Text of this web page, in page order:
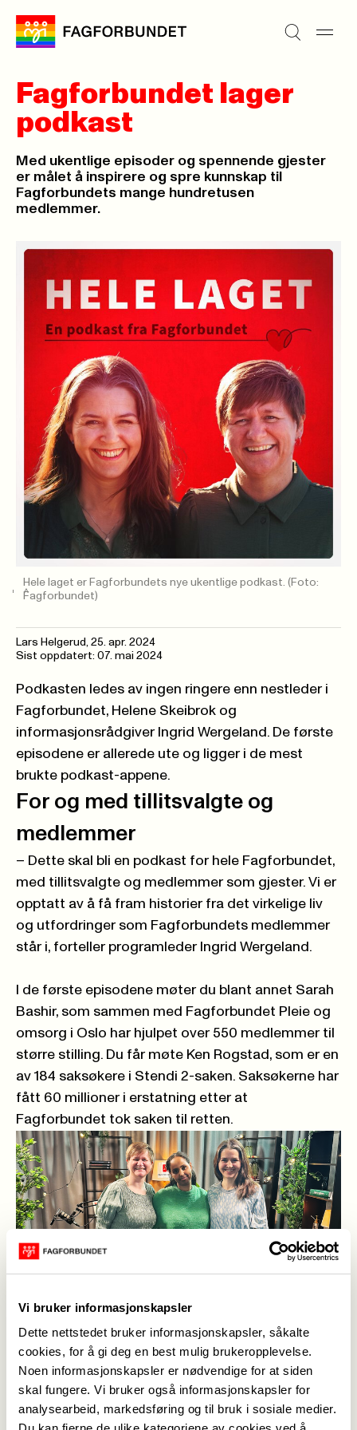
Vi bruker informasjonskapsler
Dette nettstedet bruker informasjonskapsler, såkalte
cookies, for å gi deg en best mulig brukeropplevelse.
Noen informasjonskapsler er nødvendige for at siden
skal fungere. Vi bruker også informasjonskapsler for
analysearbeid, markedsføring og til bruk i sosiale medier.
Fagforbundet lager
podkast
Med ukentlige episoder og spennende gjester
er målet å inspirere og spre kunnskap til
Fagforbundets mange hundretusen
medlemmer.
Hele laget er Fagforbundets nye ukentlige podkast.(Foto:
Fagforbundet)
Lars Helgerud, 25. apr. 2024
Sist oppdatert: 07. mai 2024
Podkasten ledes av ingen ringere enn nestleder i
Fagforbundet, Helene Skeibrok og
informasjonsrådgiver Ingrid Wergeland. De første
episodene er allerede ute og ligger i de mest
brukte podkast-appene.
For og med tillitsvalgte og
medlemmer
– Dette skal bli en podkast for hele Fagforbundet,
med tillitsvalgte og medlemmer som gjester. Vi er
opptatt av å få fram historier fra det virkelige liv
og utfordringer som Fagforbundets medlemmer
står i, forteller programleder Ingrid Wergeland.
I de første episodene møter du blant annet Sarah
Bashir, som sammen med Fagforbundet Pleie og
omsorg i Oslo har hjulpet over 550 medlemmer til
større stilling. Du får møte Ken Rogstad, som er en
av 184 saksøkere i Stendi 2-saken. Saksøkerne har
fått 60 millioner i erstatning etter at
Fagforbundet tok saken til retten.
Temaer for tillitsvalgte og medlemmer: ­Helene Skeibrok,
Sarah Bashir og Ingrid Wergeland i podkaststudioet. Til høyre
i bildet kan du skanne QR-koden direkte til nettsiden og følge
lenka til podkasten. (Foto: Lars Helgerud)
Gode historier fra arbeidslivet